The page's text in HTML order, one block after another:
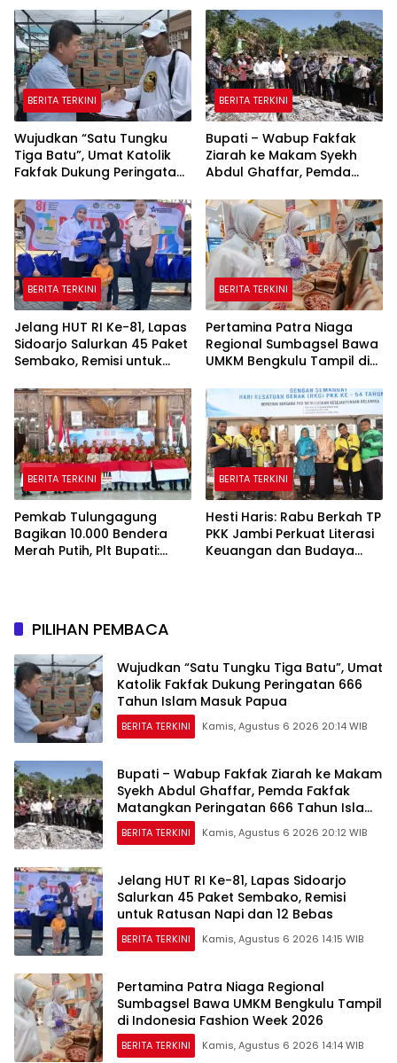
BERITA TERKINI
Wujudkan “Satu Tungku
Tiga Batu”, Umat Katolik
Fakfak Dukung Peringatan
Papua
BERITA TERKINI
Bupati – Wabup Fakfak
Ziarah ke Makam Syekh
Abdul Ghaffar, Pemda
Peringatan 666 Tahun
Islam Masuk Tanah Papua
BERITA TERKINI
Jelang HUT RI Ke-81, Lapas
Sidoarjo Salurkan 45 Paket
Sembako, Remisi untuk
BERITA TERKINI
Pertamina Patra Niaga
Regional Sumbagsel Bawa
UMKM Bengkulu Tampil di
2026
BERITA TERKINI
Pemkab Tulungagung
Bagikan 10.000 Bendera
Merah Putih, Plt Bupati:
BERITA TERKINI
Hesti Haris: Rabu Berkah TP
PKK Jambi Perkuat Literasi
Keuangan dan Budaya
PILIHAN PEMBACA
Wujudkan “Satu Tungku Tiga Batu”, Umat
Katolik Fakfak Dukung Peringatan 666
Tahun Islam Masuk Papua
BERITA TERKINI Kamis, Agustus 6 2026 20:14 WIB
Bupati – Wabup Fakfak Ziarah ke Makam
Syekh Abdul Ghaffar, Pemda Fakfak
Matangkan Peringatan 666 Tahun Islam
Masuk Tanah Papua
BERITA TERKINI Kamis, Agustus 6 2026 20:12 WIB
Jelang HUT RI Ke-81, Lapas Sidoarjo
Salurkan 45 Paket Sembako, Remisi
untuk Ratusan Napi dan 12 Bebas
BERITA TERKINI Kamis, Agustus 6 2026 14:15 WIB
Pertamina Patra Niaga Regional
Sumbagsel Bawa UMKM Bengkulu Tampil
di Indonesia Fashion Week 2026
BERITA TERKINI Kamis, Agustus 6 2026 14:14 WIB